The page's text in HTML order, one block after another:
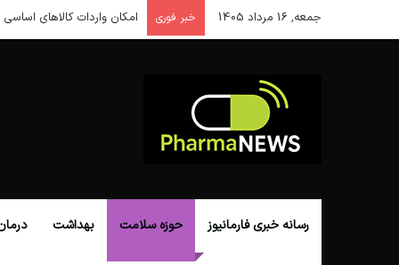
جمعه, 16 مرداد 1405 خبر فوری امکان واردات کالاهای
رسانه خبری فارمانیوز حوزه سلامت بهداشت